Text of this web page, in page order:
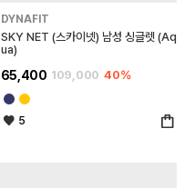
DYNAFIT
SKY NET (스카이넷) 남성 싱글렛 (Aq
ua)
65,400 109,000 40%
5